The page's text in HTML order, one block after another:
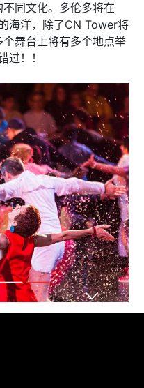
同文化。多伦多将在
海洋，除了CN Tower将
舞台上将有多个地点举
过！！